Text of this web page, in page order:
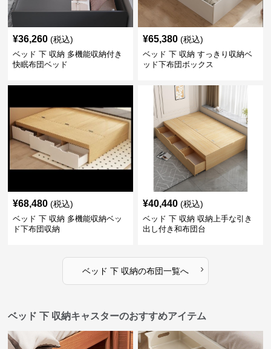
¥36,260 (税込)
ベッド 下 収納 多機能収納付き
快眠布団ベッド
¥65,380 (税込)
ベッド 下 収納 すっきり収納ベ
ッド下布団ボックス
¥68,480 (税込)
ベッド 下 収納 多機能収納ベッ
ド下布団収納
¥40,440 (税込)
ベッド 下 収納 収納上手な引き
出し付き和布団台
ベッド 下 収納の布団一覧へ ›
ベッド 下 収納キャスターのおすすめアイテム